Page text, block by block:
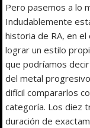
Pero pasemos a lo
Indudablemente
historia de RA, en
lograr un estilo
que podríamos
del metal
difícil compararlos
categoría. Los diez
duración de